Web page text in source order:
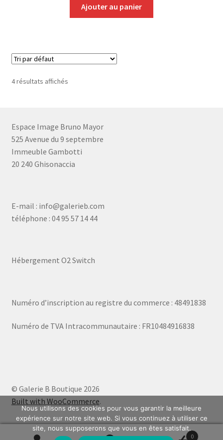
Ajouter au panier
4 résultats affichés
Espace Image Bruno Mayor
525 Avenue du 9 septembre
Immeuble Gambotti
20 240 Ghisonaccia
E-mail : info@galerieb.com
téléphone : 04 95 57 14 44
Hébergement O2 Switch
Numéro d’inscription au registre du commerce : 48491838
Numéro de TVA Intracommunautaire : FR10484916838
© Galerie B Boutique 2026
Built with WooCommerce.
0
Nous utilisons des cookies pour vous garantir la meilleure
expérience sur notre site web. Si vous continuez à utiliser ce
site, nous supposerons que vous en êtes satisfait.